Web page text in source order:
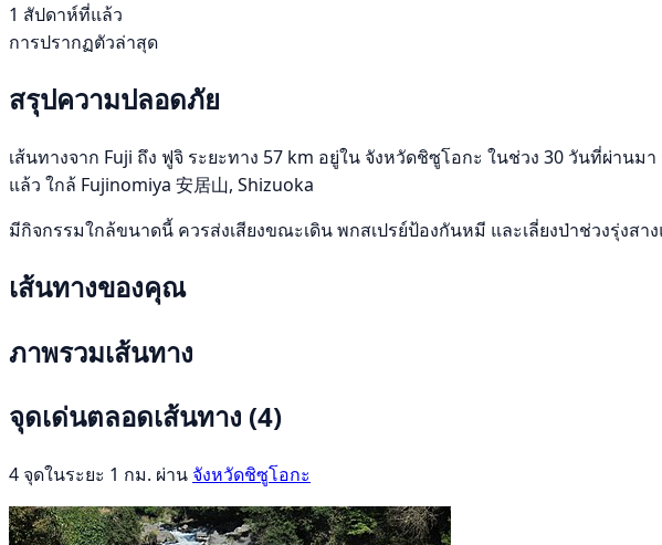
1 สัปดาห์ที่แล้ว
การปรากฏตัวล่าสุด
สรุปความปลอดภัย
เส้นทางจาก Fuji ถึง ฟูจิ ระยะทาง 57 km อยู่ใน จังหวัดชิซูโอกะ ในช่วง 30 วันที่ผ่าน
แล้ว ใกล้ Fujinomiya 安居山, Shizuoka
มีกิจกรรมใกล้ขนาดนี้ ควรส่งเสียงขณะเดิน พกสเปรย์ป้องกันหมี และเลี่ยงป่าช่วงรุ่งสา
เส้นทางของคุณ
ภาพรวมเส้นทาง
จุดเด่นตลอดเส้นทาง (4)
4 จุดในระยะ 1 กม. ผ่าน จังหวัดชิซูโอกะ